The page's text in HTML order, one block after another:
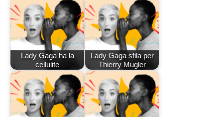
Lady Gaga ha la
cellulite
Lady Gaga sfila per
Thierry Mugler